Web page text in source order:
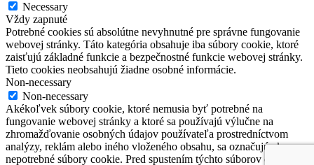
Necessary
Vždy zapnuté
Potrebné cookies sú absolútne nevyhnutné pre správne fungovanie
webovej stránky. Táto kategória obsahuje iba súbory cookie, ktoré
zaisťujú základné funkcie a bezpečnostné funkcie webovej stránky.
Tieto cookies neobsahujú žiadne osobné informácie.
Non-necessary
Non-necessary
Akékoľvek súbory cookie, ktoré nemusia byť potrebné na
fungovanie webovej stránky a ktoré sa používajú výlučne na
zhromažďovanie osobných údajov používateľa prostredníctvom
analýzy, reklám alebo iného vloženého obsahu, sa označujú ako
nepotrebné súbory cookie. Pred spustením týchto súborov cookie na